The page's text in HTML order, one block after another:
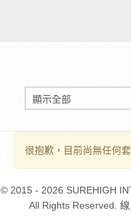
很抱歉，目前尚無任何
© 2015 - 2026 SUREHIGH
All Rights Reserved.